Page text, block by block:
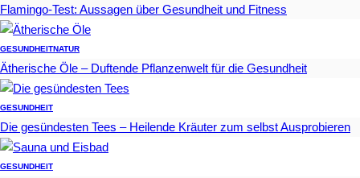
Flamingo-Test: Aussagen über Gesundheit und Fitness
GESUNDHEITNATUR
Ätherische Öle – Duftende Pflanzenwelt für die Gesundheit
GESUNDHEIT
Die gesündesten Tees – Heilende Kräuter zum selbst Ausprobieren
GESUNDHEIT